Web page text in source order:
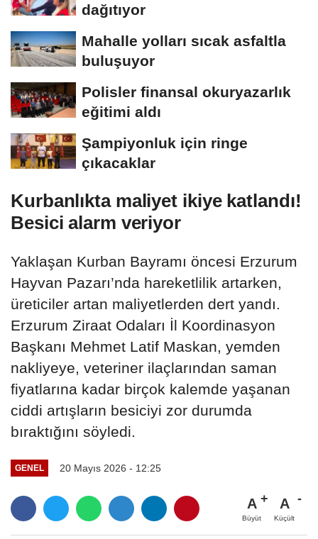
dağıtıyor
Mahalle yolları sıcak asfaltla
buluşuyor
Polisler finansal okuryazarlık
eğitimi aldı
Şampiyonluk için ringe
çıkacaklar
Kurbanlıkta maliyet ikiye katlandı!
Besici alarm veriyor
Yaklaşan Kurban Bayramı öncesi Erzurum
Hayvan Pazarı’nda hareketlilik artarken,
üreticiler artan maliyetlerden dert yandı.
Erzurum Ziraat Odaları İl Koordinasyon
Başkanı Mehmet Latif Maskan, yemden
nakliyeye, veteriner ilaçlarından saman
fiyatlarına kadar birçok kalemde yaşanan
ciddi artışların besiciyi zor durumda
bıraktığını söyledi.
GENEL 20 Mayıs 2026 - 12:25
A
Büyüt
A
Küçült